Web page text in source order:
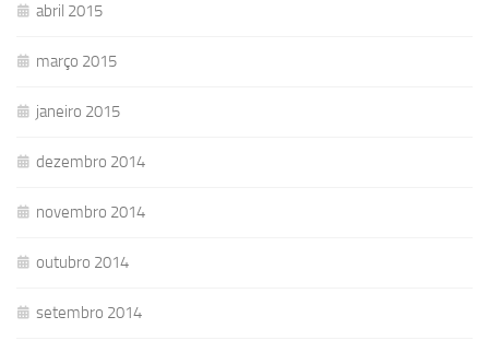
abril 2015
março 2015
janeiro 2015
dezembro 2014
novembro 2014
outubro 2014
setembro 2014